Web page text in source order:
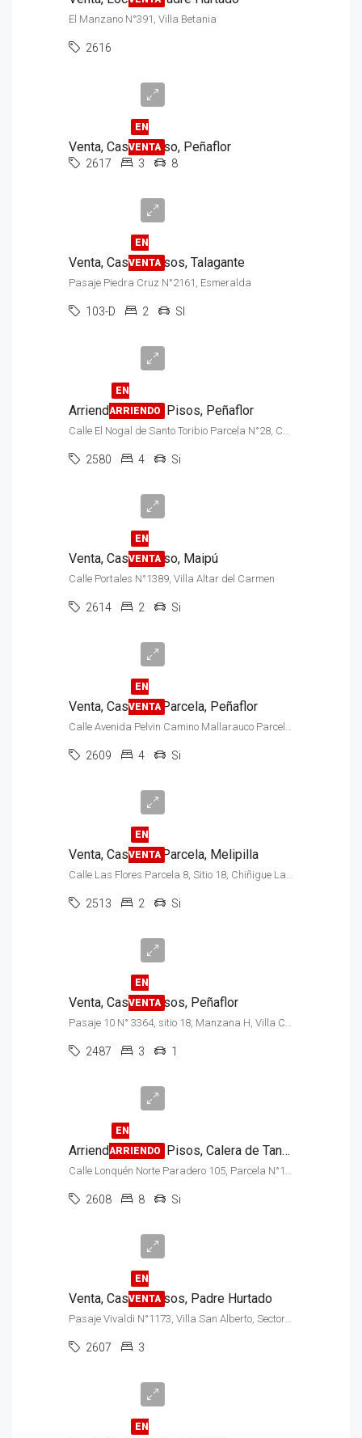
El Manzano N°391, Villa Betania
2616
EN
VENTA
Venta, Casa, 1 Piso, Peñaflor
2617 3 8
EN
VENTA
Venta, Casa, 2 Pisos, Talagante
Pasaje Piedra Cruz N°2161, Esmeralda
103-D 2 SI
EN
ARRIENDO
Arriendo, Casa, 2 Pisos, Peñaflor
Calle El Nogal de Santo Toribio Parcela N°28, Condominio Santo Toribio, Av. Peñaflor
2580 4 Si
EN
VENTA
Venta, Casa, 1 Piso, Maipú
Calle Portales N°1389, Villa Altar del Carmen
2614 2 Si
EN
VENTA
Venta, Casa con Parcela, Peñaflor
Calle Avenida Pelvin Camino Mallarauco Parcela N°4-A2, Pelvin
2609 4 Si
EN
VENTA
Venta, Casa con Parcela, Melipilla
Calle Las Flores Parcela 8, Sitio 18, Chiñigue Las Rosas
2513 2 Si
EN
VENTA
Venta, Casa, 2 Pisos, Peñaflor
Pasaje 10 N° 3364, sitio 18, Manzana H, Villa Cantaros de Agua Peñaflor
2487 3 1
EN
ARRIENDO
Arriendo, Casa, 2 Pisos, Calera de Tango
Calle Lonquén Norte Paradero 105, Parcela N°15, Condominio Santa Filomena, Sector Lonquén
2608 8 Si
EN
VENTA
Venta, Casa, 2 Pisos, Padre Hurtado
Pasaje Vivaldi N°1173, Villa San Alberto, Sector Rodolfo Jaramillo
2607 3
EN